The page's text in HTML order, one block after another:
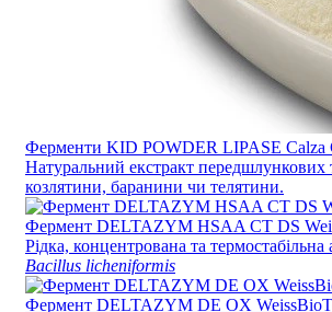
Ферменти KID POWDER LIPASE Calza
Натуральний екстракт передшлункових
козлятини, баранини чи телятини.
Фермент DELTAZYM HSAA CT DS
Рідка, концентрована та термостабільна
Bacillus licheniformis
Фермент DELTAZYM DE OX